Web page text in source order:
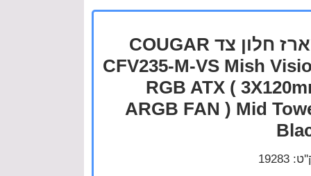
מארז חלון צד COUGAR
CFV235-M-VS Mish
RGB ATX (
ARGB FAN ) Mid